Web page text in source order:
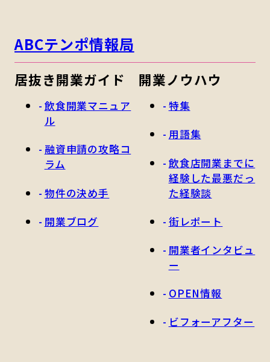
ABCテンポ情報局
居抜き開業ガイド
飲食開業マニュア
ル
融資申請の攻略コ
ラム
物件の決め手
開業ブログ
開業ノウハウ
特集
用語集
飲食店開業までに
経験した最悪だっ
た経験談
街レポート
開業者インタビュ
ー
OPEN情報
ビフォーアフター